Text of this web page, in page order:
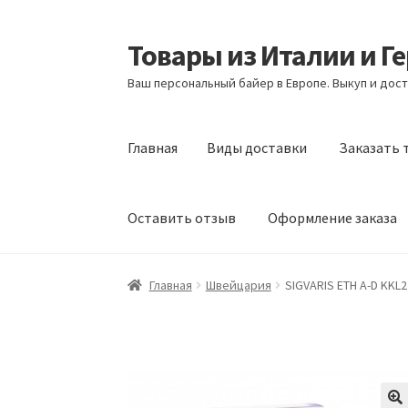
Перейти
к
навигации
Перейти
к
содержимому
Товары из Италии и
Ваш персональный байер в Европе. Выкуп и
Главная Виды доставки Заказать
Оставить отзыв Оформление заказа
Главная Виды доставки Заказать товары
Главная Швейцария SIGVARIS ETH A-D